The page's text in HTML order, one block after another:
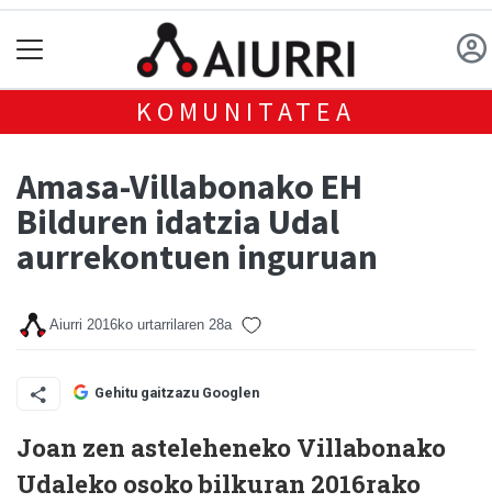
KOMUNITATEA
Amasa-Villabonako EH
Bilduren idatzia Udal
aurrekontuen inguruan
Aiurri 2016ko urtarrilaren 28a
Gehitu gaitzazu Googlen
Joan zen asteleheneko Villabonako
Udaleko osoko bilkuran 2016rako